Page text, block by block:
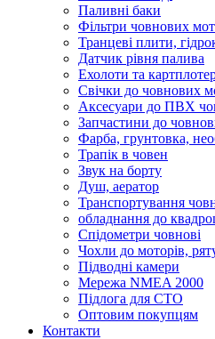
Паливні баки
Фільтри човнових
Транцеві плити,
Датчик рівня палива
Ехолоти та
Cвічки до човнових
Аксесуари до ПВХ
Запчастини до
Фарба, грунтовка,
Трапік в човен
Звук на борту
Душ, аератор
Транспортування
обладнання до
Спідометри човнові
Чохли до моторів,
Підводні камери
Мережа NMEA 2000
Підлога для СТО
Оптовим покупцям
Контакти